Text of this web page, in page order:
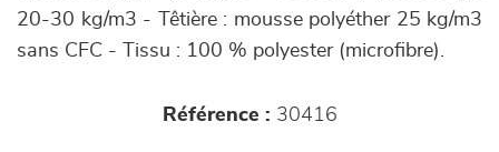
20-30 kg/m3 - Têtière : mousse polyéther 25 kg/m3
sans CFC - Tissu : 100 % polyester (microfibre).
Référence : 30416